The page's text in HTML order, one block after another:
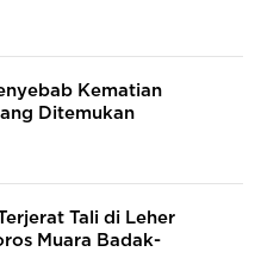
Kematian
Ditemukan
Tali di Leher
Muara Badak-